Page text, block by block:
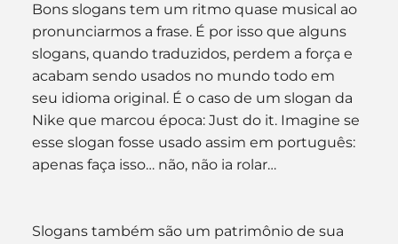
Bons slogans tem um ritmo quase musical ao
pronunciarmos a frase. É por isso que alguns
slogans, quando traduzidos, perdem a força e
acabam sendo usados no mundo todo em
seu idioma original. É o caso de um slogan da
Nike que marcou época: Just do it. Imagine se
esse slogan fosse usado assim em português:
apenas faça isso… não, não ia rolar…
Slogans também são um patrimônio de sua